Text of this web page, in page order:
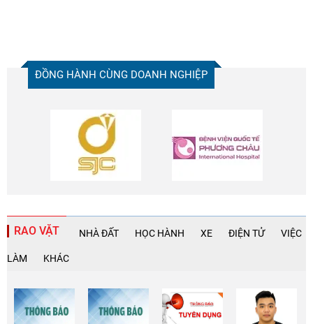
ĐỒNG HÀNH CÙNG DOANH NGHIỆP
RAO VẶT NHÀ ĐẤT HỌC HÀNH XE ĐIỆN TỬ VIỆC
LÀM KHÁC